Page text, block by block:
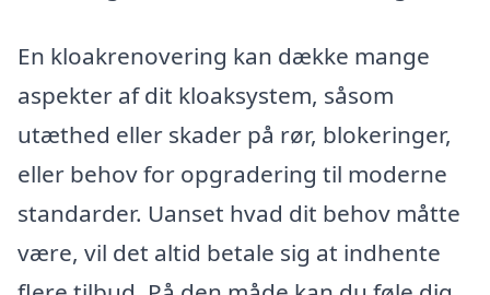
En kloakrenovering kan dække mange
aspekter af dit kloaksystem, såsom
utæthed eller skader på rør, blokeringer,
eller behov for opgradering til moderne
standarder. Uanset hvad dit behov måtte
være, vil det altid betale sig at indhente